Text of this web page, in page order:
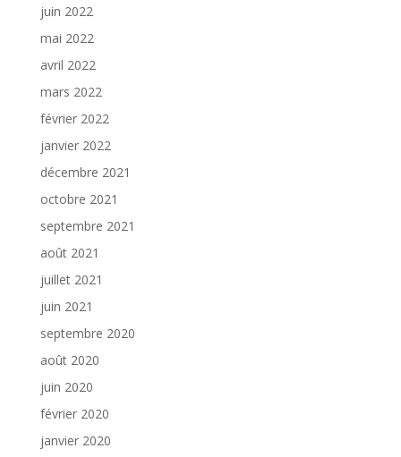
juin 2022
mai 2022
avril 2022
mars 2022
février 2022
janvier 2022
décembre 2021
octobre 2021
septembre 2021
août 2021
juillet 2021
juin 2021
septembre 2020
août 2020
juin 2020
février 2020
janvier 2020